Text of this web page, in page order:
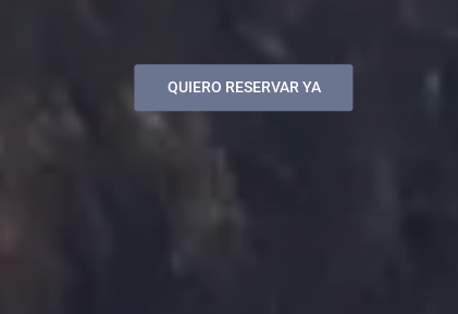
QUIERO RESERVAR YA